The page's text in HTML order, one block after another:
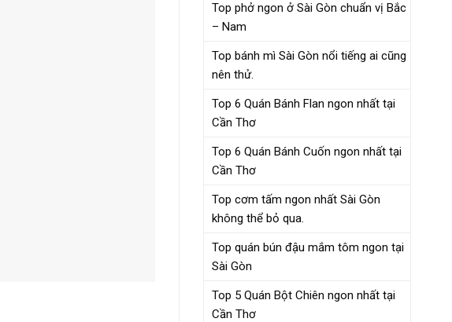
Top phở ngon ở Sài Gòn chuẩn vị Bắc
– Nam
Top bánh mì Sài Gòn nổi tiếng ai cũng
nên thử.
Top 6 Quán Bánh Flan ngon nhất tại
Cần Thơ
Top 6 Quán Bánh Cuốn ngon nhất tại
Cần Thơ
Top cơm tấm ngon nhất Sài Gòn
không thể bỏ qua.
Top quán bún đậu mắm tôm ngon tại
Sài Gòn
Top 5 Quán Bột Chiên ngon nhất tại
Cần Thơ